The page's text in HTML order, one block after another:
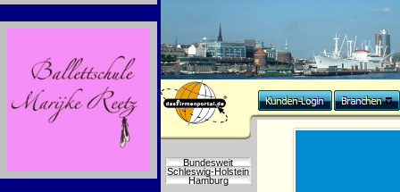
Bundesweit
Schleswig-Holstein
Hamburg